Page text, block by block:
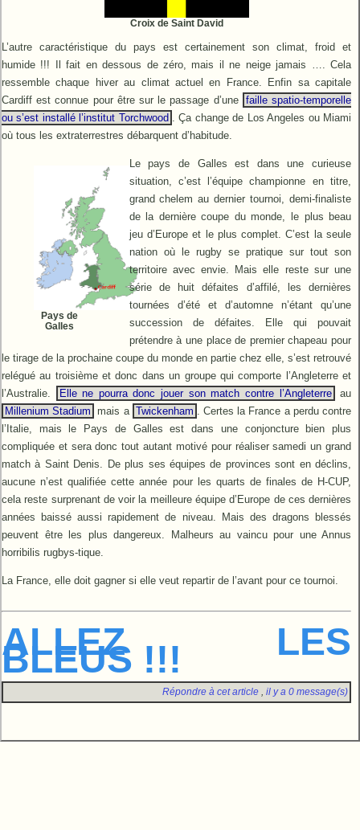
Croix de Saint David
L’autre caractéristique du pays est certainement son climat, froid et
humide !!! Il fait en dessous de zéro, mais il ne neige jamais …. Cela
ressemble chaque hiver au climat actuel en France. Enfin sa capitale
Cardiff est connue pour être sur le passage d’une faille spatio-temporelle
ou s’est installé l’institut Torchwood . Ça change de Los Angeles ou Miami
où tous les extraterrestres débarquent d’habitude.
Pays de
Galles
Le pays de Galles est dans une curieuse
situation, c’est l’équipe championne en titre,
grand chelem au dernier tournoi, demi-finaliste
de la dernière coupe du monde, le plus beau
jeu d’Europe et le plus complet. C’est la seule
nation où le rugby se pratique sur tout son
territoire avec envie. Mais elle reste sur une
série de huit défaites d’affilé, les dernières
tournées d’été et d’automne n’étant qu’une
succession de défaites. Elle qui pouvait
prétendre à une place de premier chapeau pour
le tirage de la prochaine coupe du monde en partie chez elle, s’est retrouvé
relégué au troisième et donc dans un groupe qui comporte l’Angleterre et
l’Australie.
Elle ne pourra donc jouer son match contre l’Angleterre
au
Millenium Stadium
mais a Twickenham . Certes la France a perdu contre
l’Italie, mais le Pays de Galles est dans une conjoncture bien plus
compliquée et sera donc tout autant motivé pour réaliser samedi un grand
match à Saint Denis. De plus ses équipes de provinces sont en déclins,
aucune n’est qualifiée cette année pour les quarts de finales de H-CUP,
cela reste surprenant de voir la meilleure équipe d’Europe de ces dernières
années baissé aussi rapidement de niveau. Mais des dragons blessés
peuvent être les plus dangereux. Malheurs au vaincu pour une Annus
horribilis rugbys-tique.
La France, elle doit gagner si elle veut repartir de l’avant pour ce tournoi.
ALLEZ LES
BLEUS !!!
Répondre à cet article,il y a 0 message(s)